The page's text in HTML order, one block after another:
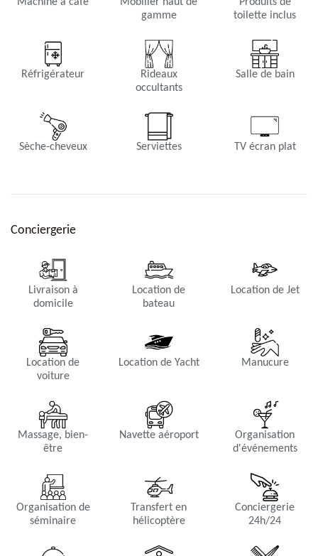
gamme
toilette inclus
Réfrigérateur
Rideaux
occultants
Salle de bain
Sèche-cheveux Serviettes TV écran plat
Conciergerie
Livraison à
domicile
Location de
bateau
Location de Jet
Location de
voiture
Location de Yacht Manucure
Massage, bien-
être
Navette aéroport
Organisation
d'événements
Organisation de
séminaire
Transfert en
hélicoptère
Conciergerie
24h/24